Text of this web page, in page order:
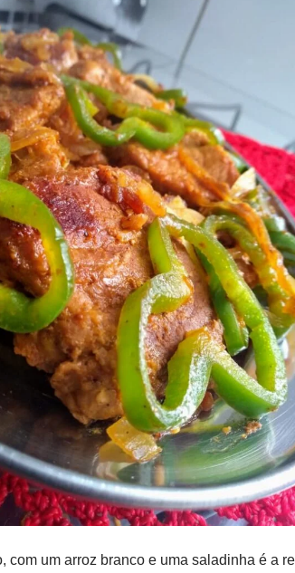
com um arroz branco e uma saladinha é a